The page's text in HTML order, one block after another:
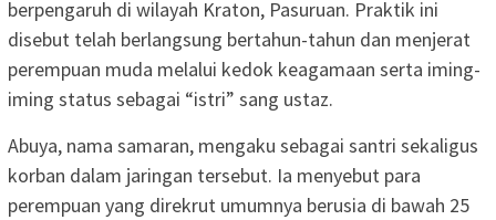
berpengaruh di wilayah Kraton, Pasuruan. Praktik ini
disebut telah berlangsung bertahun-tahun dan menjerat
perempuan muda melalui kedok keagamaan serta iming-
iming status sebagai “istri” sang ustaz.
Abuya, nama samaran, mengaku sebagai santri sekaligus
korban dalam jaringan tersebut. Ia menyebut para
perempuan yang direkrut umumnya berusia di bawah 25